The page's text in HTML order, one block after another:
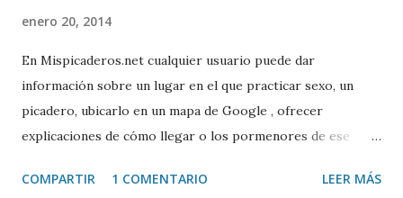
enero 20, 2014
En Mispicaderos.net cualquier usuario puede dar
información sobre un lugar en el que practicar sexo, un
picadero, ubicarlo en un mapa de Google , ofrecer
explicaciones de cómo llegar o los pormenores de ese
el creador de este portal. Descargar mp3
COMPARTIR 1 COMENTARIO LEER MÁS